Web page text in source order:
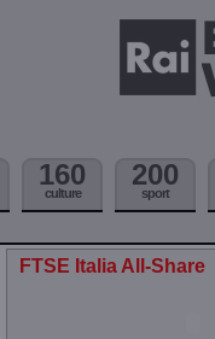
160
culture
200
sport
FTSE Italia All-Share